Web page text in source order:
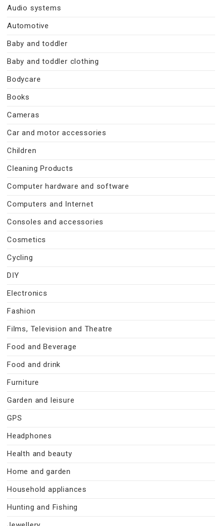
Audio systems
Automotive
Baby and toddler
Baby and toddler clothing
Bodycare
Books
Cameras
Car and motor accessories
Children
Cleaning Products
Computer hardware and software
Computers and Internet
Consoles and accessories
Cosmetics
Cycling
DIY
Electronics
Fashion
Films, Television and Theatre
Food and Beverage
Food and drink
Furniture
Garden and leisure
GPS
Headphones
Health and beauty
Home and garden
Household appliances
Hunting and Fishing